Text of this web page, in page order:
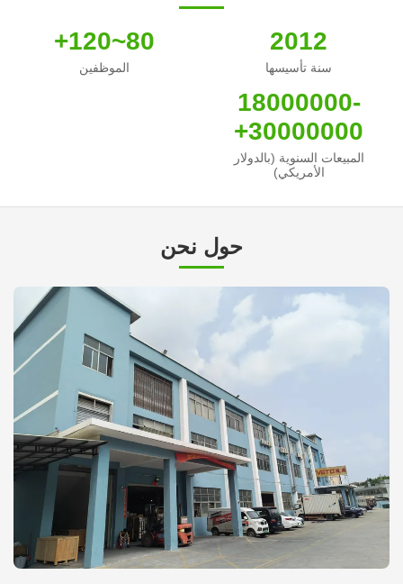
2012
سنة تأسيسها
80~120+
الموظفين
18000000-
30000000+
المبيعات السنوية (بالدولار
الأمريكي)
حول نحن